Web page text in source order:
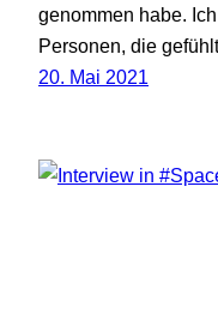
genommen habe.
Personen, die
20. Mai 2021